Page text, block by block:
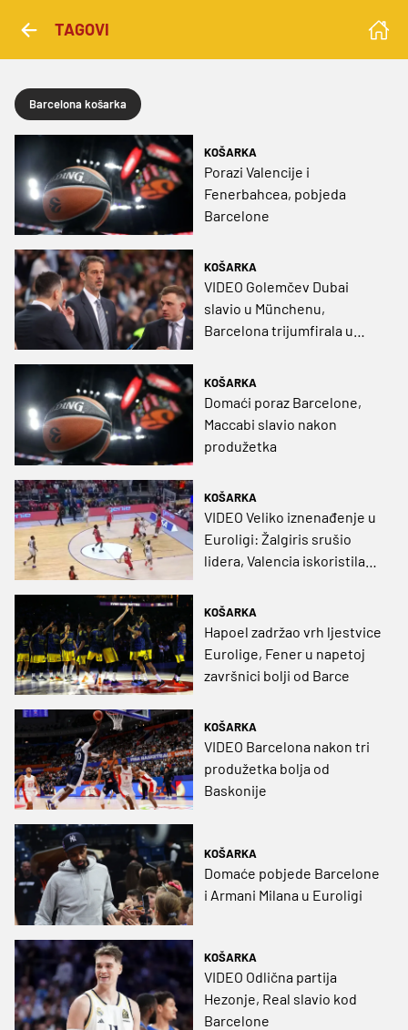
TAGOVI
Barcelona košarka
KOŠARKA
Porazi Valencije i
Fenerbahcea, pobjeda
Barcelone
KOŠARKA
VIDEO Golemčev Dubai
slavio u Münchenu,
Barcelona trijumfirala u
KOŠARKA
Domaći poraz Barcelone,
Maccabi slavio nakon
produžetka
KOŠARKA
VIDEO Veliko iznenađenje u
Euroligi: Žalgiris srušio
lidera, Valencia iskoristila
KOŠARKA
Hapoel zadržao vrh ljestvice
Eurolige, Fener u napetoj
završnici bolji od Barce
KOŠARKA
VIDEO Barcelona nakon tri
produžetka bolja od
Baskonije
KOŠARKA
Domaće pobjede Barcelone
i Armani Milana u Euroligi
KOŠARKA
VIDEO Odlična partija
Hezonje, Real slavio kod
Barcelone